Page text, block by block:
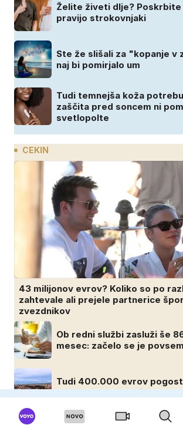
Želite živeti dlje? Poskrbite
pravijo strokovnjaki
Ste že slišali za "kopanje v
naj bi pomirjalo um
Tudi temnejša koža
zaščita pred soncem ni
svetlopolte
CEKIN
43 milijonov evrov? Koliko so po
zahtevale ali prejele partnerice
zvezdnikov
Ob redni službi zasluži še
mesec: začelo se je
Tudi 400.000 evrov
za nakup stanovanja